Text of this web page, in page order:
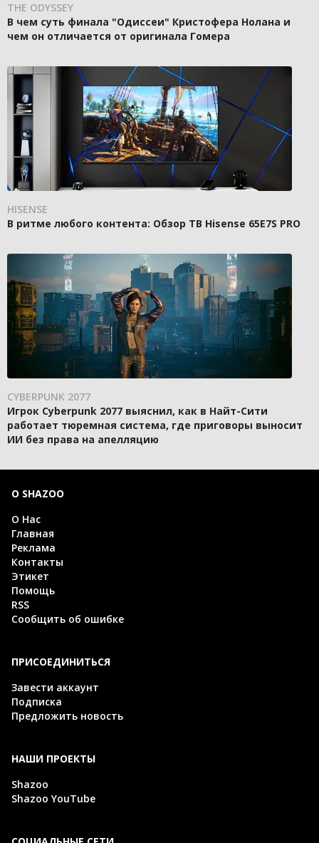
THE ODYSSEY
В чем суть финала "Одиссеи" Кристофера Нолана и
чем он отличается от оригинала Гомера
HISENSE
В ритме любого контента: Обзор ТВ Hisense 65E7S PRO
CYBERPUNK 2077
Игрок Cyberpunk 2077 выяснил, как в Найт-Сити
работает тюремная система, где приговоры выносит
ИИ без права на апелляцию
О SHAZOO
О Нас
Главная
Реклама
Контакты
Этикет
Помощь
RSS
Сообщить об ошибке
ПРИСОЕДИНИТЬСЯ
Завести аккаунт
Подписка
Предложить новость
НАШИ ПРОЕКТЫ
Shazoo
Shazoo YouTube